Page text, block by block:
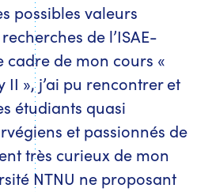
possibles valeurs
de l’ISAE-
cadre de mon cours «
II », j’ai pu rencontrer et
étudiants quasi
et passionnés de
très curieux de mon
NTNU ne proposant